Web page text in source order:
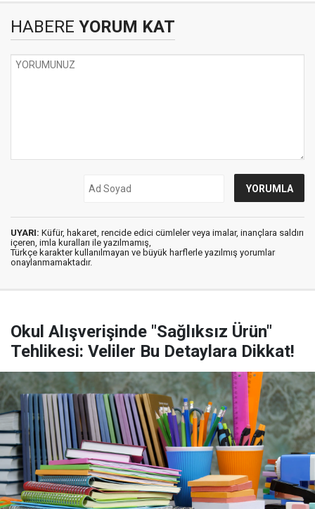
HABERE YORUM KAT
UYARI: Küfür, hakaret, rencide edici cümleler veya imalar, inançlara saldırı
içeren, imla kuralları ile yazılmamış,
Türkçe karakter kullanılmayan ve büyük harflerle yazılmış yorumlar
onaylanmamaktadır.
Okul Alışverişinde "Sağlıksız Ürün"
Tehlikesi: Veliler Bu Detaylara Dikkat!